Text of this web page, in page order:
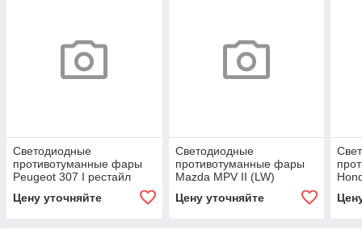
Светодиодные
противотуманные фары
Peugeot 307 I рестайл
Цену уточняйте
Светодиодные
противотуманные фары
Mazda MPV II (LW)
Tempus
Цену уточняйте